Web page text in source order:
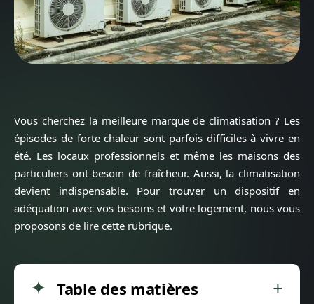
Vous cherchez la meilleure marque de climatisation ? Les
épisodes de forte chaleur sont parfois difficiles à vivre en
été. Les locaux professionnels et même les maisons des
particuliers ont besoin de fraîcheur. Aussi, la climatisation
devient indispensable. Pour trouver un dispositif en
adéquation avec vos besoins et votre logement, nous vous
proposons de lire cette rubrique.
Table des matières